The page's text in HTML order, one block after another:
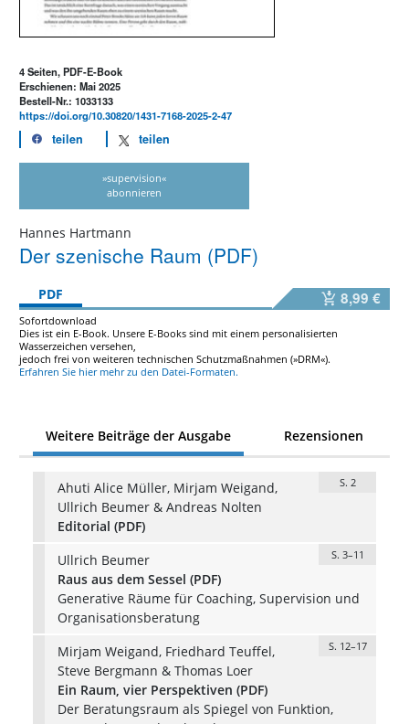
4 Seiten, PDF-E-Book
Erschienen: Mai 2025
Bestell-Nr.: 1033133
https://doi.org/10.30820/1431-7168-2025-2-47
teilen teilen
»supervision«
abonnieren
Hannes Hartmann
Der szenische Raum (PDF)
PDF 8,99 €
Sofortdownload
Dies ist ein E-Book. Unsere E-Books sind mit einem personalisierten
Wasserzeichen versehen,
jedoch frei von weiteren technischen Schutzmaßnahmen (»DRM«).
Erfahren Sie hier mehr zu den Datei-Formaten.
Weitere Beiträge der Ausgabe Rezensionen
Ahuti Alice Müller, Mirjam Weigand,
Ullrich Beumer & Andreas Nolten
S. 2
Editorial (PDF)
Ullrich Beumer
S. 3–11
Raus aus dem Sessel (PDF)
Generative Räume für Coaching, Supervision und
Organisationsberatung
Mirjam Weigand, Friedhard Teuffel,
Steve Bergmann & Thomas Loer
S. 12–17
Ein Raum, vier Perspektiven (PDF)
Der Beratungsraum als Spiegel von Funktion,